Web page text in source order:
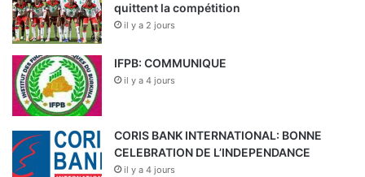
quittent la compétition
il y a 2 jours
IFPB: COMMUNIQUE
il y a 4 jours
CORIS BANK INTERNATIONAL: BONNE
CELEBRATION DE L’INDEPENDANCE
il y a 4 jours